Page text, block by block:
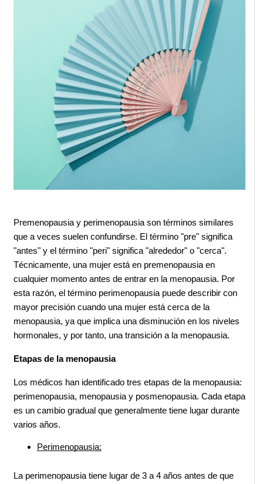
Premenopausia y perimenopausia son términos similares
que a veces suelen confundirse. El término "pre" significa
"antes" y el término "peri" significa "alrededor" o "cerca".
Técnicamente, una mujer está en premenopausia en
cualquier momento antes de entrar en la menopausia. Por
esta razón, el término perimenopausia puede describir con
mayor precisión cuando una mujer está cerca de la
menopausia, ya que implica una disminución en los niveles
hormonales, y por tanto, una transición a la menopausia.
Etapas de la menopausia
Los médicos han identificado tres etapas de la menopausia:
perimenopausia, menopausia y posmenopausia. Cada etapa
es un cambio gradual que generalmente tiene lugar durante
varios años.
Perimenopausia:
La perimenopausia tiene lugar de 3 a 4 años antes de que